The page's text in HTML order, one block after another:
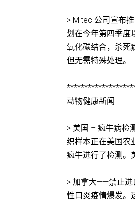
> Mitec 公司宣布
划在今年第四季度
氧化碳结合，杀死
但无需特殊处理。
动物健康新闻
> 美国 – 疯牛病检
织样本正在美国农
疯牛进行了检测。
> 加拿大——禁止进
性口炎疫情爆发。